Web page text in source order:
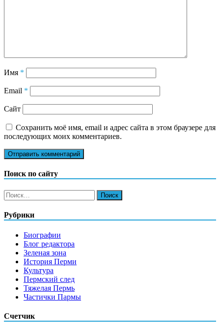
Имя *
Email *
Сайт
Сохранить моё имя, email и адрес сайта в этом браузере для
последующих моих комментариев.
Поиск по сайту
Найти:
Рубрики
Биографии
Блог редактора
Зеленая зона
История Перми
Культура
Пермский след
Тяжелая Пермь
Частички Пармы
Счетчик